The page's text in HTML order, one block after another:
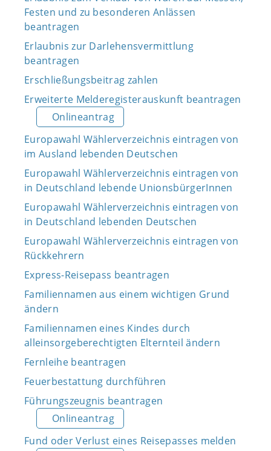
Festen und zu besonderen Anlässen
beantragen
Erlaubnis zur Darlehensvermittlung
beantragen
Erschließungsbeitrag zahlen
Erweiterte Melderegisterauskunft beantragen
Onlineantrag
Europawahl Wählerverzeichnis eintragen von
im Ausland lebenden Deutschen
Europawahl Wählerverzeichnis eintragen von
in Deutschland lebende UnionsbürgerInnen
Europawahl Wählerverzeichnis eintragen von
in Deutschland lebenden Deutschen
Europawahl Wählerverzeichnis eintragen von
Rückkehrern
Express-Reisepass beantragen
Familiennamen aus einem wichtigen Grund
ändern
Familiennamen eines Kindes durch
alleinsorgeberechtigten Elternteil ändern
Fernleihe beantragen
Feuerbestattung durchführen
Führungszeugnis beantragen
Onlineantrag
Fund oder Verlust eines Reisepasses melden